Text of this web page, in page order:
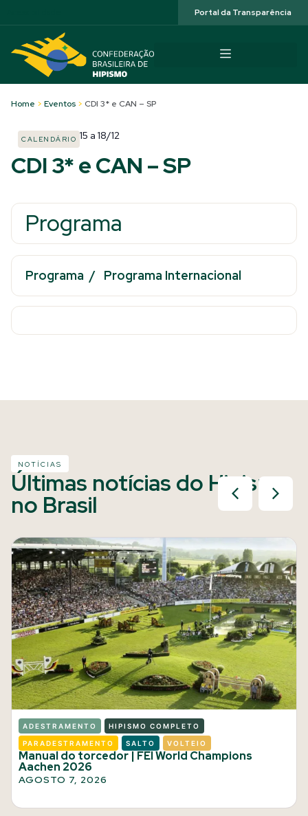
Portal da Transparência
Home > Eventos > CDI 3* e CAN – SP
CALENDÁRIO 15 a 18/12
CDI 3* e CAN – SP
Programa
Programa / Programa Internacional
NOTÍCIAS
Últimas notícias do Hipismo
no Brasil
ADESTRAMENTO HIPISMO COMPLETO
PARADESTRAMENTO SALTO VOLTEIO
Manual do torcedor | FEI World Champions
Aachen 2026
AGOSTO 7, 2026